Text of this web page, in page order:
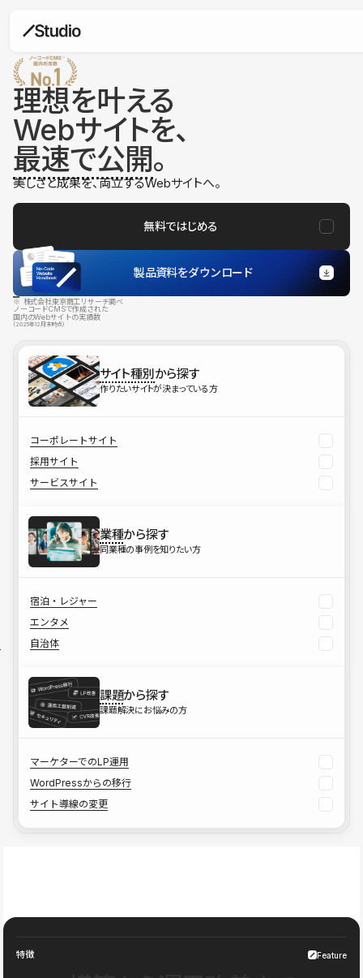
理想を叶える
Webサイトを、
最速で公開。
美しさと成果を、両立するWebサイトへ。
無料ではじめる
製品資料をダウンロード
※ 株式会社東京商工リサーチ調べ
ノーコードCMSで作成された
国内のWebサイトの実績数
（2025年12月末時点）
サイト種別から探す
作りたいサイトが決まっている方
コーポレートサイト
採用サイト
サービスサイト
業種から探す
同業種の事例を知りたい方
宿泊・レジャー
エンタメ
自治体
課題から探す
課題解決にお悩みの方
マーケターでのLP運用
WordPressからの移行
サイト導線の変更
特徴 Feature